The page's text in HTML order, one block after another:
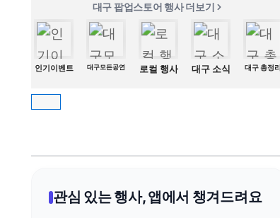
대구 팝업스토어 행사 더보기
인기이벤트 대구모든공연 로컬 행사 대구 소식 대구 총정리
관심 있는 행사, 앱에서 챙겨드려요